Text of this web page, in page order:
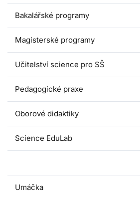
Bakalářské programy
Magisterské programy
Učitelství science pro SŠ
Pedagogické praxe
Oborové didaktiky
Science EduLab
Umáčka